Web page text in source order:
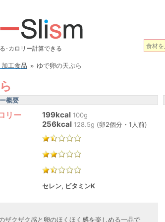
･カロリー計算できる
工食品 » ゆで卵の天ぷら
概要
リー 199kcal 100g
256kcal 128.5g (卵2個分・1人前)
セレン, ビタミンK
ザクザク感と卵のほくほく感を楽しめる一品で